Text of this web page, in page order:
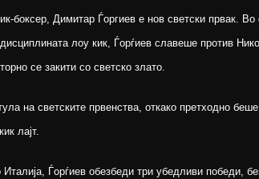
боксер, Димитар Ѓоргиев е нов светски првак.
лоу кик, Ѓорѓиев славеше против
се закити со светско злато.
на светските првенства, откако претходно
лајт.
Ѓорѓиев обезбеди три убедливи победи,